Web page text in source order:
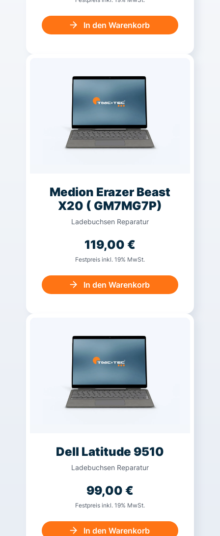
In den Warenkorb
Medion Erazer Beast
X20 ( GM7MG7P)
Ladebuchsen Reparatur
119,00 €
Festpreis inkl. 19% MwSt.
In den Warenkorb
Dell Latitude 9510
Ladebuchsen Reparatur
99,00 €
Festpreis inkl. 19% MwSt.
In den Warenkorb